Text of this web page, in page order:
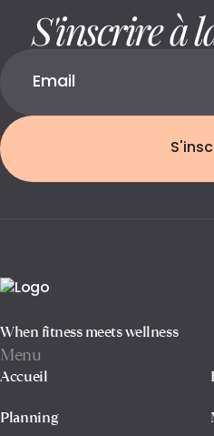
S'inscrire à
When fitness meets wellness
Menu
Accueil
Planning